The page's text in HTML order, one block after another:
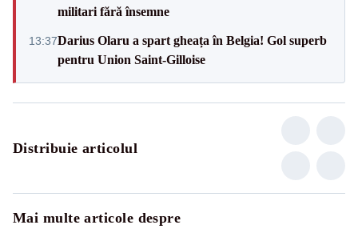
militari fără însemne
13:37Darius Olaru a spart gheața în Belgia! Gol superb
pentru Union Saint-Gilloise
Distribuie articolul
Mai multe articole despre